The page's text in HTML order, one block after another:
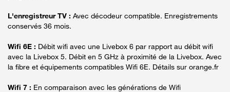
L'enregistreur TV : Avec décodeur compatible. Enregistrements
conservés 36 mois.
Wifi 6E : Débit wifi avec une Livebox 6 par rapport au débit wifi
avec la Livebox 5. Débit en 5 GHz à proximité de la Livebox. Avec
la fibre et équipements compatibles Wifi 6E. Détails sur orange.fr
Wifi 7 : En comparaison avec les générations de Wifi